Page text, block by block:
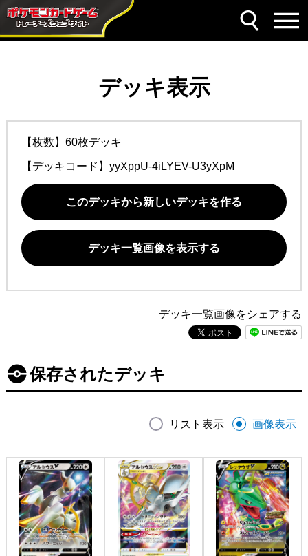
デッキ表示
【枚数】60枚デッキ
【デッキコード】 yyXppU-4iLYEV-U3yXpM
このデッキから新しいデッキを作る
デッキ一覧画像を表示する
デッキ一覧画像をシェアする
保存されたデッキ
リスト表示 画像表示